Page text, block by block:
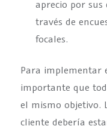
aprecio por sus
través de
focales.
Para implementar
importante que
el mismo objetivo.
cliente debería